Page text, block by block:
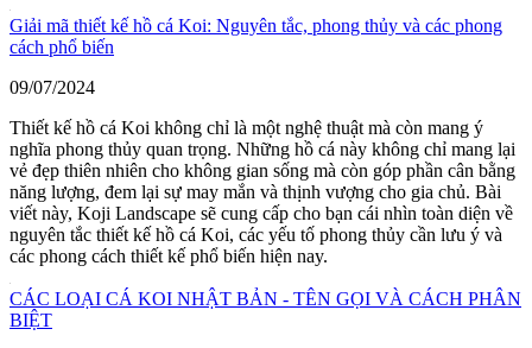
Giải mã thiết kế hồ cá Koi: Nguyên tắc, phong thủy và các phong
cách phổ biến
09/07/2024
Thiết kế hồ cá Koi không chỉ là một nghệ thuật mà còn mang ý
nghĩa phong thủy quan trọng. Những hồ cá này không chỉ mang lại
vẻ đẹp thiên nhiên cho không gian sống mà còn góp phần cân bằng
năng lượng, đem lại sự may mắn và thịnh vượng cho gia chủ. Bài
viết này, Koji Landscape sẽ cung cấp cho bạn cái nhìn toàn diện về
nguyên tắc thiết kế hồ cá Koi, các yếu tố phong thủy cần lưu ý và
các phong cách thiết kế phổ biến hiện nay.
CÁC LOẠI CÁ KOI NHẬT BẢN - TÊN GỌI VÀ CÁCH PHÂN
BIỆT